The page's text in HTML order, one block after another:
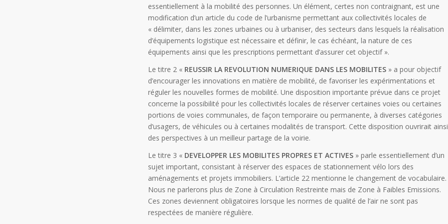
essentiellement à la mobilité des personnes. Un élément, certes non contraignant, est une
modification d’un article du code de l’urbanisme permettant aux collectivités locales de
« délimiter, dans les zones urbaines ou à urbaniser, des secteurs dans lesquels la réalisation
d’équipements logistique est nécessaire et définir, le cas échéant, la nature de ces
équipements ainsi que les prescriptions permettant d’assurer cet objectif ».
Le titre 2 « REUSSIR LA REVOLUTION NUMERIQUE DANS LES MOBILITES » a pour objectif
d’encourager les innovations en matière de mobilité, de favoriser les expérimentations et
réguler les nouvelles formes de mobilité. Une disposition importante prévue dans ce projet
concerne la possibilité pour les collectivités locales de réserver certaines voies ou certaines
portions de voies communales, de façon temporaire ou permanente, à diverses catégories
d’usagers, de véhicules ou à certaines modalités de transport. Cette disposition ouvrirait ainsi
des perspectives à un meilleur partage de la voirie.
Le titre 3 « DEVELOPPER LES MOBILITES PROPRES ET ACTIVES » parle essentiellement d’un
sujet important, consistant à réserver des espaces de stationnement vélo lors des
aménagements et projets immobiliers. L’article 22 mentionne le changement de vocabulaire.
Nous ne parlerons plus de Zone à Circulation Restreinte mais de Zone à Faibles Emissions.
Ces zones deviennent obligatoires lorsque les normes de qualité de l’air ne sont pas
respectées de manière régulière.